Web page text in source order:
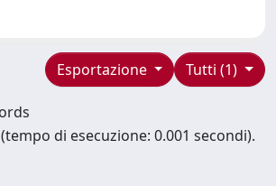
Tutti (1)
Esportazione
di esecuzione: 0.001 secondi).